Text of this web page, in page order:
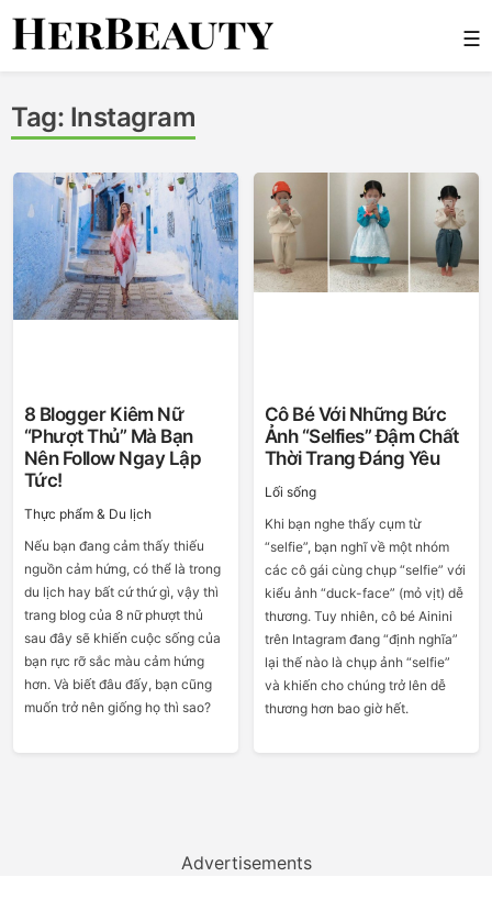
Skip
☰
Tag: Instagram
8 Blogger Kiêm Nữ
“phượt Thủ” Mà Bạn
Nên Follow Ngay Lập
Tức!
Thực phẩm & Du lịch
Nếu bạn đang cảm thấy thiếu
nguồn cảm hứng, có thể là trong
du lịch hay bất cứ thứ gì, vậy thì
trang blog của 8 nữ phượt thủ
sau đây sẽ khiến cuộc sống của
bạn rực rỡ sắc màu cảm hứng
hơn. Và biết đâu đấy, bạn cũng
muốn trở nên giống họ thì sao?
Cô Bé Với Những Bức
Ảnh “selfies” Đậm Chất
Thời Trang Đáng Yêu
Lối sống
Khi bạn nghe thấy cụm từ
“selfie”, bạn nghĩ về một nhóm
các cô gái cùng chụp “selfie” với
kiểu ảnh “duck-face” (mỏ vịt) dễ
thương. Tuy nhiên, cô bé Ainini
trên Intagram đang “định nghĩa”
lại thế nào là chụp ảnh “selfie”
và khiến cho chúng trở lên dễ
thương hơn bao giờ hết.
Advertisements